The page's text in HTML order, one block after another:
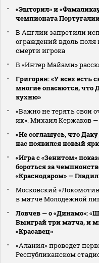
«Эшторил» и
чемпионата
В Англии запретили
ограждений вдоль
смерти игрока
В «Интер Майами»
Григорян: «У всех есть
многие опасаются, что
кухню»
«Важно не терять свои
их». Михаил Кержаков —
«Не соглашусь, что
нас появился новый
«Игра с «Зенитом»
бороться за
«Краснодаром» —
Московский
в матче Молодежной
Ловчев — о «Динамо»:
Выиграй три матча, и
«Красавец»
«Алания» проведет
Республиканском